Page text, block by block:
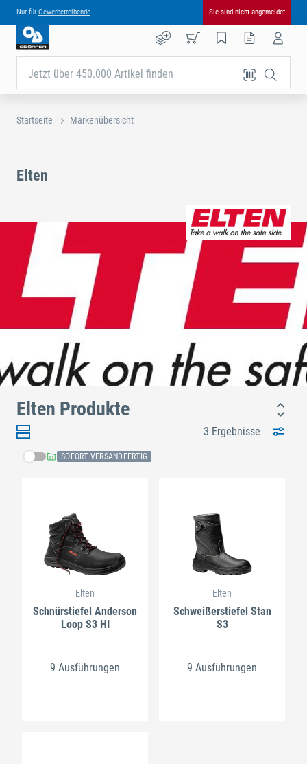
Nur für Gewerbetreibende Sie sind nicht angemeldet
Jetzt über 450.000 Artikel finden
Startseite Markenübersicht
Elten
Elten Produkte
3 Ergebnisse
SOFORT VERSANDFERTIG
Elten
Schnürstiefel Anderson
Loop S3 HI
9 Ausführungen
Elten
Schweißerstiefel Stan
S3
9 Ausführungen